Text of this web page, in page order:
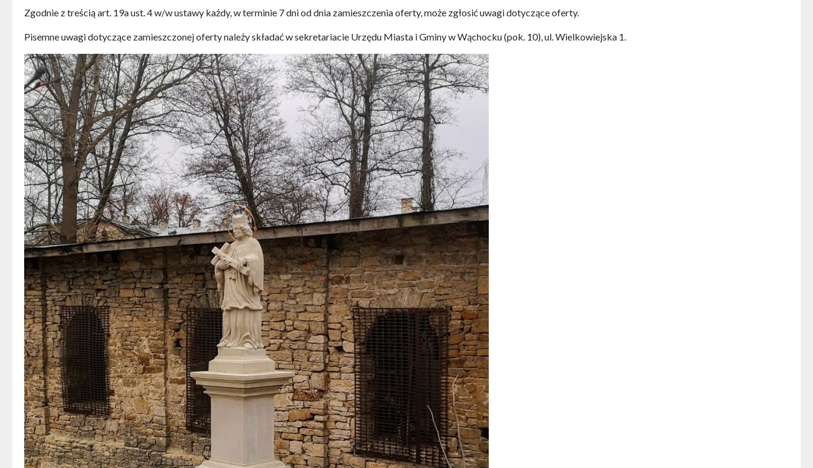
Zgodnie z treścią art. 19a ust. 4 w/w ustawy każdy, w terminie 7 dni od dnia zamieszczenia oferty, może zgłosić uwagi dotyczące oferty.
Pisemne uwagi dotyczące zamieszczonej oferty należy składać w sekretariacie Urzędu Miasta i Gminy w Wąchocku (pok. 10), ul. Wielkowiejska 1.